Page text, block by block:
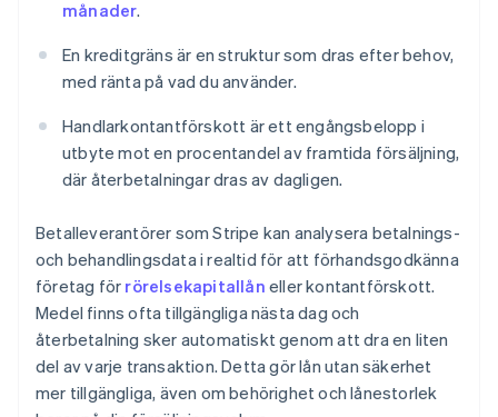
månader.
En kreditgräns är en struktur som dras efter behov,
med ränta på vad du använder.
Handlarkontantförskott är ett engångsbelopp i
utbyte mot en procentandel av framtida försäljning,
där återbetalningar dras av dagligen.
Betalleverantörer som Stripe kan analysera betalnings-
och behandlingsdata i realtid för att förhandsgodkänna
företag för rörelsekapitallån eller kontantförskott.
Medel finns ofta tillgängliga nästa dag och
återbetalning sker automatiskt genom att dra en liten
del av varje transaktion. Detta gör lån utan säkerhet
mer tillgängliga, även om behörighet och lånestorlek